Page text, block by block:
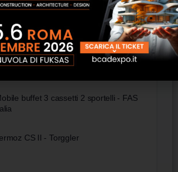
Pavimento e Parquet - Edilgabrielli
Infrastrutturale - Autodesk
Tracking One Team
buffet 3 cassetti 2 sportelli - FAS
CS II - Torggler